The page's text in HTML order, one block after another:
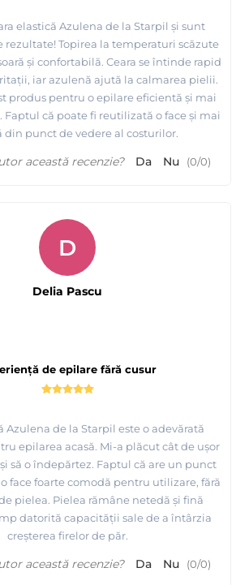
pentru incalzit ceara Starpil - iti
incalzitorul de ceara
urmariti cum se apilca produsele de
epilare Starpil - Spania
elastică Azulena de la Starpil și sunt
rezultate! Topirea la temperaturi scăzute
și confortabilă. Ceara se întinde rapid
iar azulenă ajută la calmarea pielii.
produs pentru o epilare eficientă și mai
Faptul că poate fi reutilizată o face și mai
din punct de vedere al costurilor.
această recenzie? Da Nu (0/0)
de epilare fără cusur
Azulena de la Starpil este o adevărată
epilarea acasă. Mi-a plăcut cât de ușor
să o îndepărtez. Faptul că are un punct
face foarte comodă pentru utilizare, fără
pielea. Pielea rămâne netedă și fină
datorită capacității sale de a întârzia
creșterea firelor de păr.
D
Delia Pascu
această recenzie? Da Nu (0/0)